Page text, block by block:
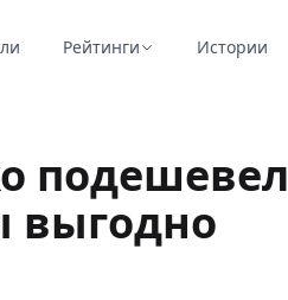
Рейтинги Истории
подешевел
выгодно